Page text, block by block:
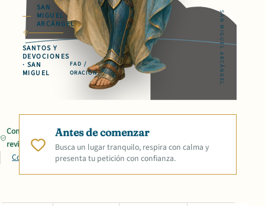
SAN
MIGUEL
ARCÁNGEL
SANTOS Y
DEVOCIONES
· SAN
MIGUEL
FAD /
ORACIÓN
SAN MIGUEL ARCÁNGEL
Contenido
revisado
Compartir
Antes de comenzar
Busca un lugar tranquilo, respira con calma y
presenta tu petición con confianza.